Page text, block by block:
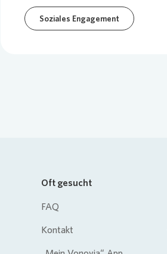
Soziales Engagement
Oft gesucht
FAQ
Kontakt